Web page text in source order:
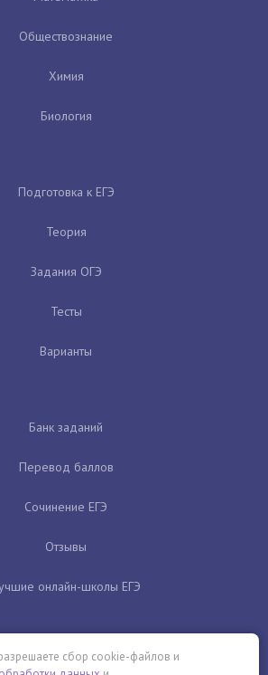
Обществознание
Химия
Биология
Подготовка к ЕГЭ
Теория
Задания ОГЭ
Тесты
Варианты
Банк заданий
Перевод баллов
Сочинение ЕГЭ
Отзывы
онлайн-школы ЕГЭ
сбор cookie-файлов и